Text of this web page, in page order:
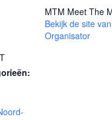
MTM Meet The
Bekijk de site van
Organisator